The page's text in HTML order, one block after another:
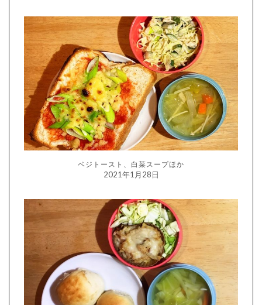
ベジトースト、白菜スープほか
2021年1月28日